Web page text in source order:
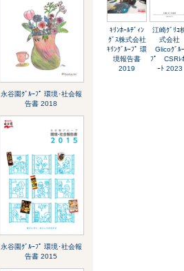
永谷園ｸﾞﾙｰﾌﾟ 環境･社会報
告書 2018
永谷園ｸﾞﾙｰﾌﾟ 環境･社会報
告書 2015
ｷﾘﾝﾎｰﾙﾃﾞｨﾝ
ｸﾞｽ株式会社
ｷﾘﾝｸﾞﾙｰﾌﾟ 環
境報告書
2019
江崎ｸﾞﾘｺ
式会社
Glicoｸﾞﾙｰ
ﾌﾟ CSRﾚ
ｰﾄ 2023